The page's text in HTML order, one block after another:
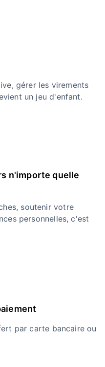
gérer les virements
un jeu d'enfant.
n'importe quelle
soutenir votre
personnelles, c'est
par carte bancaire ou